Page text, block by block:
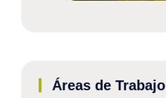
Áreas de Trabajo